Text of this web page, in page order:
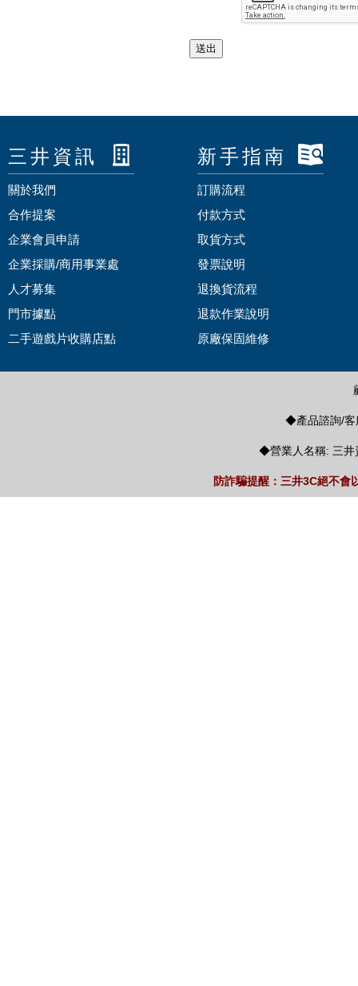
三井資訊
關於我們
合作提案
企業會員申請
企業採購/商用事業處
人才募集
門市據點
二手遊戲片收購店點
新手指南
訂購流程
付款方式
取貨方式
發票說明
退換貨流程
退款作業說明
原廠保固維修
◆產品諮詢/客
◆營業人名稱: 三井
防詐騙提醒：三井3C絕不會